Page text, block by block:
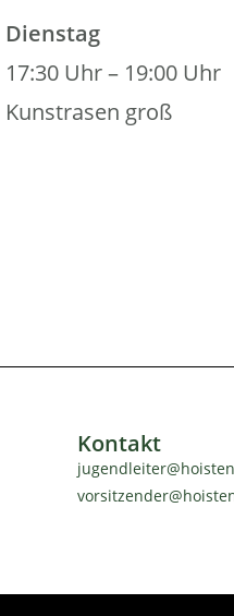
Dienstag
17:30 Uhr – 19:00 Uhr
Kunstrasen groß
Kontakt